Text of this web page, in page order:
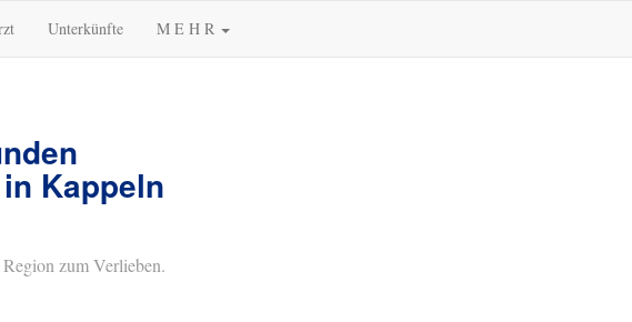
Unterkünfte M E H R
Kappeln
zum Verlieben.